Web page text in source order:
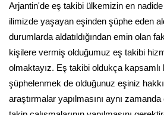
Arjantin'de eş takibi ülkemizin en
ilimizde yaşayan eşinden şüphe eden
durumlarda aldatıldığından emin olan
kişilere vermiş olduğumuz eş takibi
olmaktayız. Eş takibi oldukça kapsamlı
şüphelenmek de olduğunuz eşiniz
araştırmalar yapılmasını aynı